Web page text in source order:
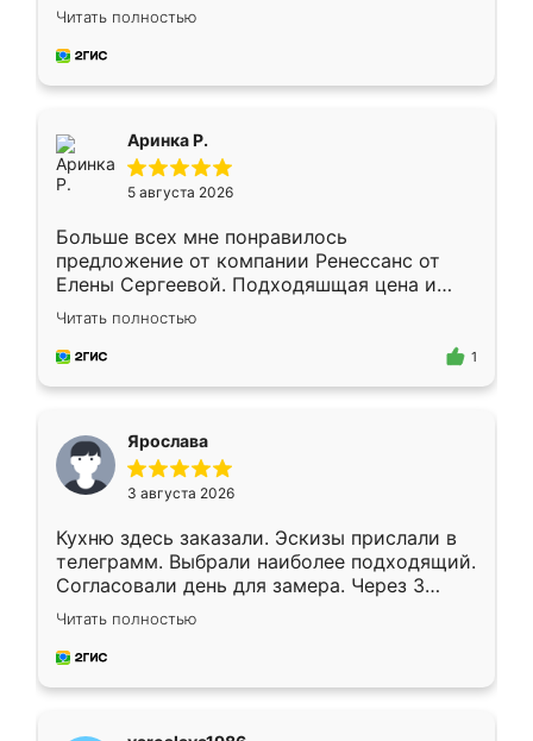
Замерщик приехал в субботу, подошёл к
делу со всей ответственностью. Собрали
за день, ребята работали аккуратно, даже
Читать полностью
Аринка Р.
5 августа 2026
Больше всех мне понравилось
предложение от компании Ренессанс от
Елены Сергеевой. Подходяшщая цена и
короткие сроки изготовления. Приехавший
для замера сотрудник Владислав
предложил по моему эскизу самый
Читать полностью
1
Ярослава
3 августа 2026
Кухню здесь заказали. Эскизы прислали в
телеграмм. Выбрали наиболее подходящий.
Согласовали день для замера. Через 3
недели кухня была уже готова. Остались
довольны работой. Спасибо Ренессанс
мебель за качественную работу!
Читать полностью